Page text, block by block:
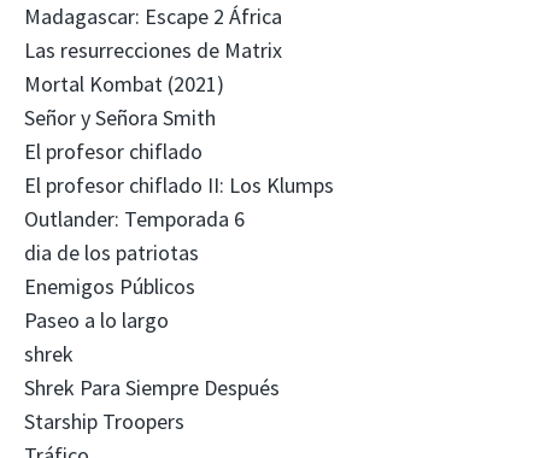
Madagascar: Escape 2 África
Las resurrecciones de Matrix
Mortal Kombat (2021)
Señor y Señora Smith
El profesor chiflado
El profesor chiflado II: Los Klumps
Outlander: Temporada 6
dia de los patriotas
Enemigos Públicos
Paseo a lo largo
shrek
Shrek Para Siempre Después
Starship Troopers